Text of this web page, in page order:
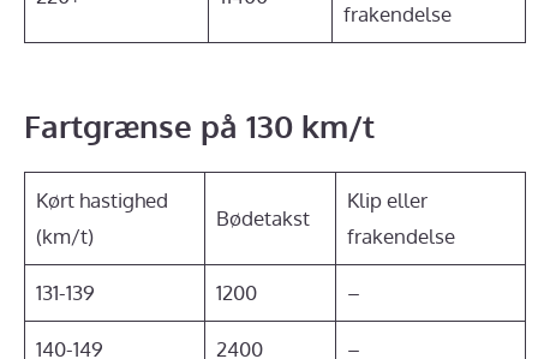
frakendelse
Fartgrænse på 130 km/t
Kørt hastighed
(km/t)
Bødetakst
Klip eller
frakendelse
131-139 1200 –
140-149 2400 –